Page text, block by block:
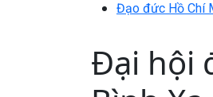
Đạo đức Hồ Chí
Đại hội